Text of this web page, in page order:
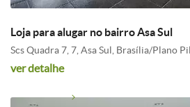
Loja para alugar no bairro Asa Sul
Scs Quadra 7, 7, Asa Sul, Brasília/Plano
ver detalhe